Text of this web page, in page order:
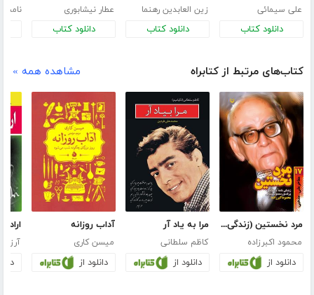
علی سیمائی
دانلود کتاب
زین العابدین رهنما
دانلود کتاب
عطار نیشابوری
دانلود کتاب
کتاب‌های مرتبط از کتابراه مشاهده همه »
مرد نخستین (زندگی نامه‌ی داستانی پروفسور سید محمود حسابی)
محمود اکبرزاده
دانلود از
مرا به یاد آر
کاظم سلطانی
دانلود از
آداب روزانه
میسن کاری
دانلود از
آرزو